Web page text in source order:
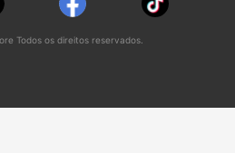
Todos os direitos reservados.